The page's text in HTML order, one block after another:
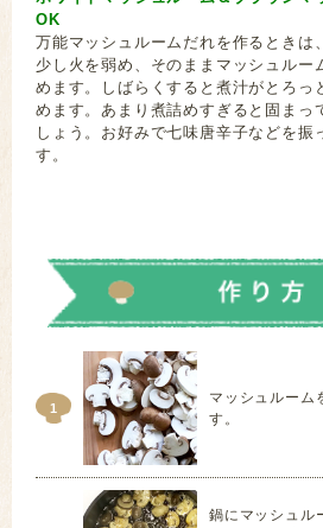
OK
万能マッシュルームだれを作るときは
少し火を弱め、そのままマッシュルー
めます。しばらくすると煮汁がとろっ
めます。あまり煮詰めすぎると固まっ
しょう。お好みで七味唐辛子などを振
す。
1
マッシュルーム
す。
鍋にマッシュル